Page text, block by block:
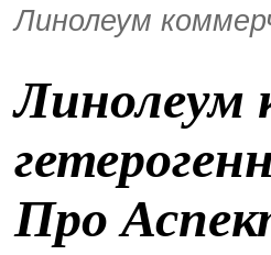
Линолеум
Линолеум
Про